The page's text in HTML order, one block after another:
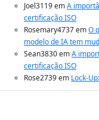
Joel3119emA
certificação ISO
Rosemary4737emO
modelo de IA tem
Sean3830emA
certificação ISO
Rose2739em Lock-